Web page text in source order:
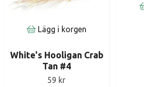
Lägg i korgen
White's Hooligan Crab
Tan #4
59 kr